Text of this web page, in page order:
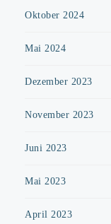
Oktober 2024
Mai 2024
Dezember 2023
November 2023
Juni 2023
Mai 2023
April 2023